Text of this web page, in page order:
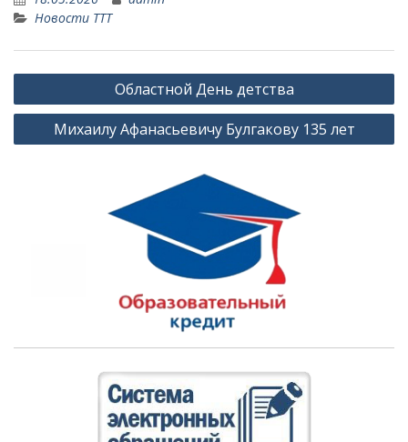
Новости ТТТ
Навигация
по
записям
Областной День детства
Михаилу Афанасьевичу Булгакову 135 лет